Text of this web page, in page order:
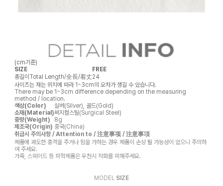
(cm기준)
SIZE
FREE
총길이 Total Length/全長/着丈24
사이즈는 재는 위치에 따라 1~3cm의 오차가 생길 수 있습니다.
There may be 1~3cm difference depending on the measuring
method / location.
색상(Color)
실버(Silver), 골드(Gold)
소재(Material)써지컬스틸(Surgical Steel)
중량(Weight)
8g
제조국(Origin) 중국(China)
취급시 주의사항 / Attention to / 注意事项 / 注意事項
제품에 과도한 충격을 주거나 힘을 가하는 경우 제품이 손상 될 가능성이 있으니 주의하
여 주세요.
가죽, 스웨이드 등 피혁제품은 우천시 착화를 피해주세요.
MODEL SIZE